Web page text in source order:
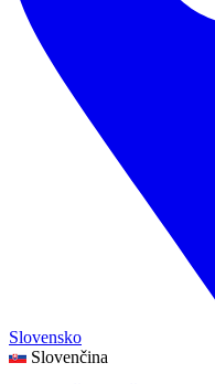
Slovensko
Slovenčina